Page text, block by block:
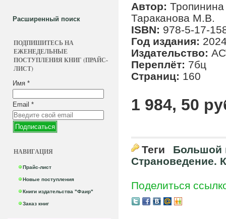
Расширенный поиск
ПОДПИШИТЕСЬ НА
ЕЖЕНЕДЕЛЬНЫЕ
ПОСТУПЛЕНИЯ КНИГ (ПРАЙС-
ЛИСТ)
Имя *
Email *
НАВИГАЦИЯ
Прайс-лист
Новые поступления
Книги издательства "Фаир"
Заказ книг
Автор:
Тараканова М.В.
ISBN: 978-5-17-
Год издания:
Издательство:
Переплёт: 7бц
Страниц: 160
1 984, 50
Теги
Большой
Страноведение.
Поделиться